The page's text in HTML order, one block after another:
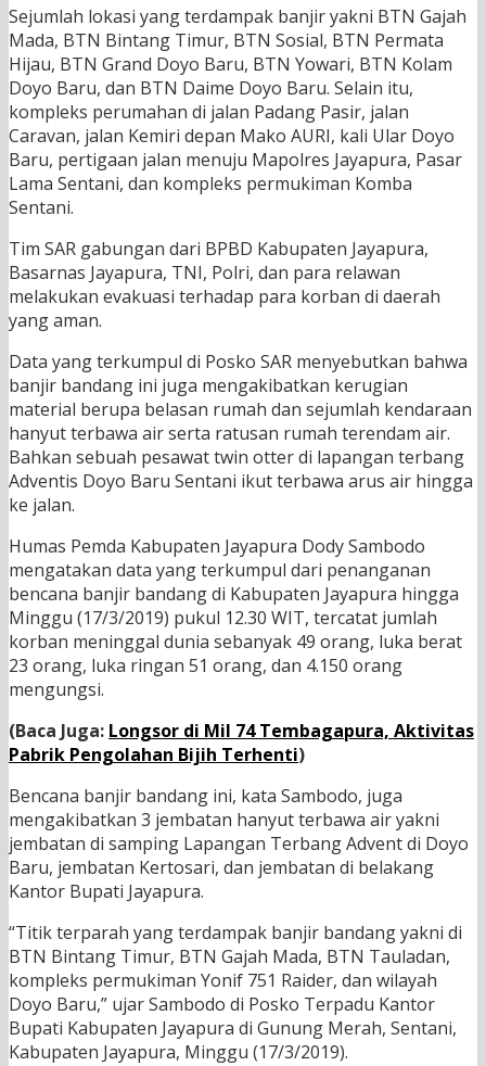
Sejumlah lokasi yang terdampak banjir yakni BTN Gajah
Mada, BTN Bintang Timur, BTN Sosial, BTN Permata
Hijau, BTN Grand Doyo Baru, BTN Yowari, BTN Kolam
Doyo Baru, dan BTN Daime Doyo Baru. Selain itu,
kompleks perumahan di jalan Padang Pasir, jalan
Caravan, jalan Kemiri depan Mako AURI, kali Ular Doyo
Baru, pertigaan jalan menuju Mapolres Jayapura, Pasar
Lama Sentani, dan kompleks permukiman Komba
Sentani.
Tim SAR gabungan dari BPBD Kabupaten Jayapura,
Basarnas Jayapura, TNI, Polri, dan para relawan
melakukan evakuasi terhadap para korban di daerah
yang aman.
Data yang terkumpul di Posko SAR menyebutkan bahwa
banjir bandang ini juga mengakibatkan kerugian
material berupa belasan rumah dan sejumlah kendaraan
hanyut terbawa air serta ratusan rumah terendam air.
Bahkan sebuah pesawat twin otter di lapangan terbang
Adventis Doyo Baru Sentani ikut terbawa arus air hingga
ke jalan.
Humas Pemda Kabupaten Jayapura Dody Sambodo
mengatakan data yang terkumpul dari penanganan
bencana banjir bandang di Kabupaten Jayapura hingga
Minggu (17/3/2019) pukul 12.30 WIT, tercatat jumlah
korban meninggal dunia sebanyak 49 orang, luka berat
23 orang, luka ringan 51 orang, dan 4.150 orang
mengungsi.
(Baca Juga: Longsor di Mil 74 Tembagapura, Aktivitas
Pabrik Pengolahan Bijih Terhenti)
Bencana banjir bandang ini, kata Sambodo, juga
mengakibatkan 3 jembatan hanyut terbawa air yakni
jembatan di samping Lapangan Terbang Advent di Doyo
Baru, jembatan Kertosari, dan jembatan di belakang
Kantor Bupati Jayapura.
“Titik terparah yang terdampak banjir bandang yakni di
BTN Bintang Timur, BTN Gajah Mada, BTN Tauladan,
kompleks permukiman Yonif 751 Raider, dan wilayah
Doyo Baru,” ujar Sambodo di Posko Terpadu Kantor
Bupati Kabupaten Jayapura di Gunung Merah, Sentani,
Kabupaten Jayapura, Minggu (17/3/2019).